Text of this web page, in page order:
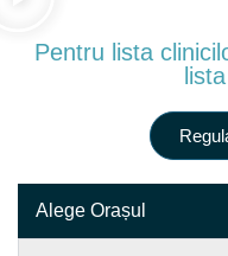
Pentru lista
Alege Orașul